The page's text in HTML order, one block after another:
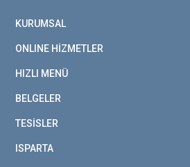
KURUMSAL
ONLINE HİZMETLER
HIZLI MENÜ
BELGELER
TESİSLER
ISPARTA